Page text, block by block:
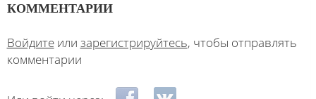
КОММЕНТАРИИ
Войдитеили зарегистрируйтесь, чтобы отправлять
комментарии
Login with Facebook
Login with ВКонтакте